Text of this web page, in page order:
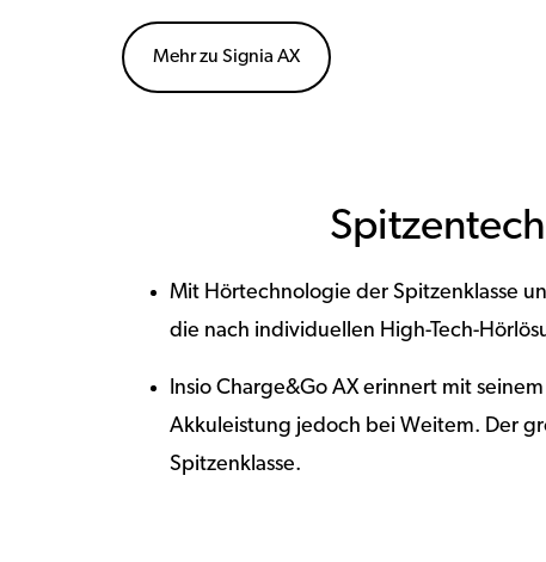
Mehr zu Signia AX
Mit Hörtechnologie der Spitzenklasse
die nach individuellen High-Tech-
Insio Charge&Go AX erinnert mit
Akkuleistung jedoch bei Weitem. Der
Spitzenklasse.